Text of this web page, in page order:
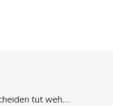
tut weh…